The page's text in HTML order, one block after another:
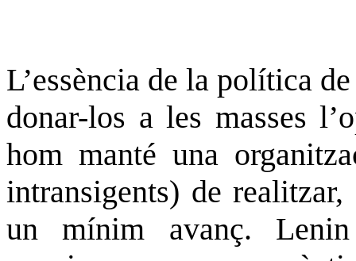
L’essència de la política
donar-los a les masses
hom manté una
intransigents) de
un mínim avanç. Lenin